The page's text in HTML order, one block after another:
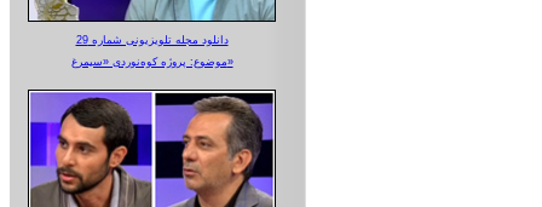
دانلود مجله تلویزیونی شماره 29
موضوع: پروژه کوه‌نوردی «سیمرغ»